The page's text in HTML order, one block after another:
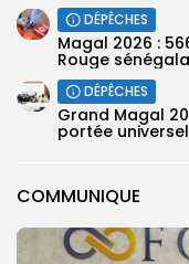
COMMUNIQUE
DÉPÊCHES
Magal 2026 :
Rouge
DÉPÊCHES
Grand Magal
portée